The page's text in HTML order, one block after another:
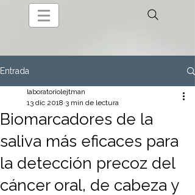
Entrada
Biomarcadores de la
saliva más eficaces para
la detección precoz del
cáncer oral, de cabeza y
laboratoriolejtman
13 dic 2018 3 min de lectura